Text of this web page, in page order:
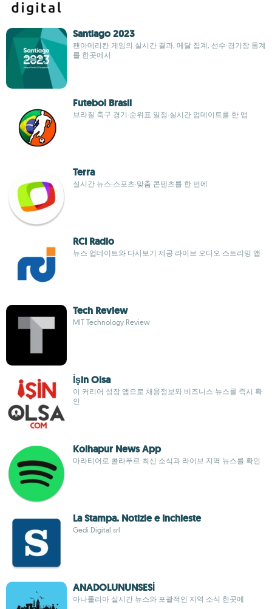
Santiago 2023
팬아메리칸 게임의 실시간 결과, 메달 집계, 선수·경기장 통계
를 한곳에서
Futebol Brasil
브라질 축구 경기·순위표·일정·실시간 업데이트를 한 앱
Terra
실시간 뉴스·스포츠·맞춤 콘텐츠를 한 번에
RCI Radio
뉴스 업데이트와 다시보기 제공 라이브 오디오 스트리밍 앱
Tech Review
MIT Technology Review
İşin Olsa
이 커리어 성장 앱으로 채용정보와 비즈니스 뉴스를 즉시 확
인
Kolhapur News App
마라티어로 콜라푸르 최신 소식과 라이브 지역 뉴스를 확인
La Stampa. Notizie e Inchieste
Gedi Digital srl
ANADOLUNUNSESİ
아나톨리아 실시간 뉴스와 포괄적인 지역 소식 한곳에